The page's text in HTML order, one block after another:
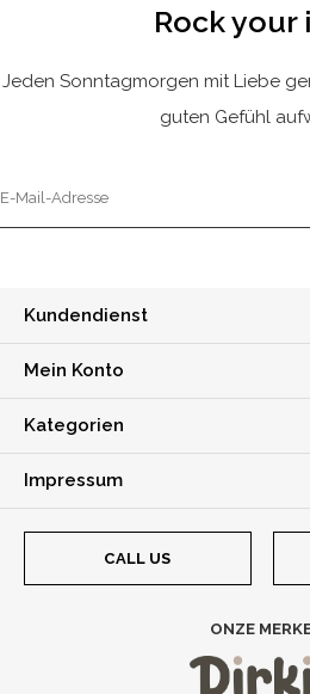
Rock your
Jeden Sonntagmorgen mit Liebe
guten Gefühl
Kundendienst
Mein Konto
Kategorien
Impressum
CALL US
ONZE